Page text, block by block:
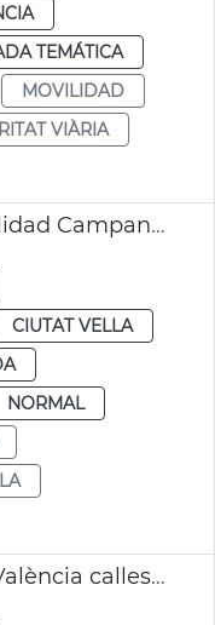
TEMÁTICA
MOVILIDAD
VIÀRIA
Zonas coexistencia movilidad Campanario y Ciutat Vella València
CIUTAT VELLA
NORMAL
Nueva zona peatonales València calles Sant Francesc de Borja y Alzira